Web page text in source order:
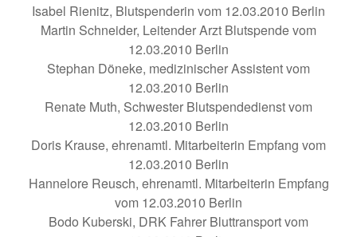
Isabel Rienitz, Blutspenderin vom 12.03.2010 Berlin
Martin Schneider, Leitender Arzt Blutspende vom
12.03.2010 Berlin
Stephan Döneke, medizinischer Assistent vom
12.03.2010 Berlin
Renate Muth, Schwester Blutspendedienst vom
12.03.2010 Berlin
Doris Krause, ehrenamtl. Mitarbeiterin Empfang vom
12.03.2010 Berlin
Hannelore Reusch, ehrenamtl. Mitarbeiterin Empfang
vom 12.03.2010 Berlin
Bodo Kuberski, DRK Fahrer Bluttransport vom